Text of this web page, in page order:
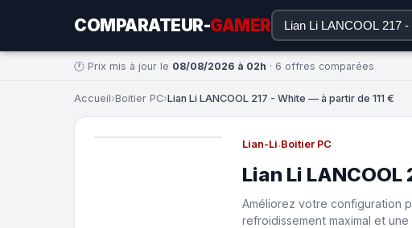
COMPARATEUR-GAMER
🕐 Prix mis à jour le 08/08/2026 à 02h · 6 offres comparées
Accueil›Boitier PC›Lian Li LANCOOL 217 - White — à partir de 111 €
Lian-Li·Boitier PC
Lian Li LANCOOL
Améliorez votre configuration
refroidissement maximal et